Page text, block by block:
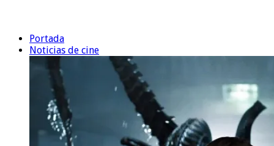
Portada
Noticias de cine